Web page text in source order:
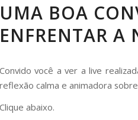
UMA BOA
ENFRENTAR A
Convido você a ver a live
reflexão calma e animadora
Clique abaixo.